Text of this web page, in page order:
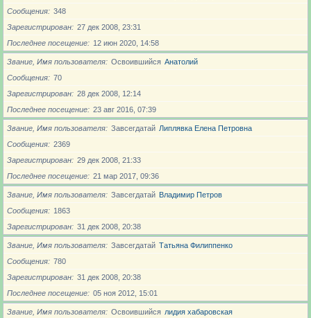
Сообщения
348
Зарегистрирован
27 дек 2008, 23:31
Последнее посещение
12 июн 2020, 14:58
Звание, Имя пользователя Освоившийся Анатолий
Сообщения
70
Зарегистрирован
28 дек 2008, 12:14
Последнее посещение
23 авг 2016, 07:39
Звание, Имя пользователя Завсегдатай Липлявка Елена Петровна
Сообщения
2369
Зарегистрирован
29 дек 2008, 21:33
Последнее посещение
21 мар 2017, 09:36
Звание, Имя пользователя Завсегдатай Владимир Петров
Сообщения
1863
Зарегистрирован
31 дек 2008, 20:38
Звание, Имя пользователя Завсегдатай Татьяна Филиппенко
Сообщения
780
Зарегистрирован
31 дек 2008, 20:38
Последнее посещение
05 ноя 2012, 15:01
Звание, Имя пользователя Освоившийся лидия хабаровская